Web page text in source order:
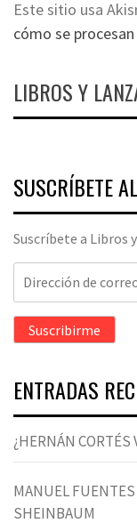
Este sitio usa
cómo se
LIBROS Y
SUSCRÍBETE
Suscríbete a Libros
Dirección
correo
electrónico
Suscribirme
ENTRADAS
¿HERNÁN
MANUEL FUENTES
SHEINBAUM